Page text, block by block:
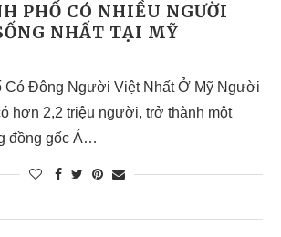
PHỐ CÓ NHIỀU NGƯỜI
NHẤT TẠI MỸ
Có Đông Người Việt Nhất Ở Mỹ Người
hơn 2,2 triệu người, trở thành một
đồng gốc Á…